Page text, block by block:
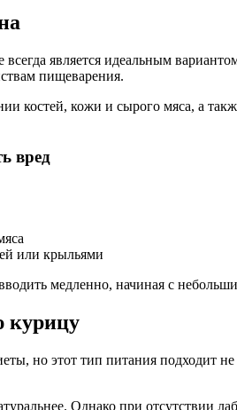
является идеальным
пищеварения.
костей, кожи и сырого мяса, а
вред
или крыльями
медленно, начиная с
курицу
но этот тип питания подходит
Однако при отсутствии